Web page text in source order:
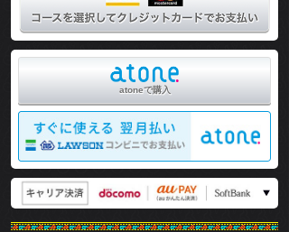
atoneで購入